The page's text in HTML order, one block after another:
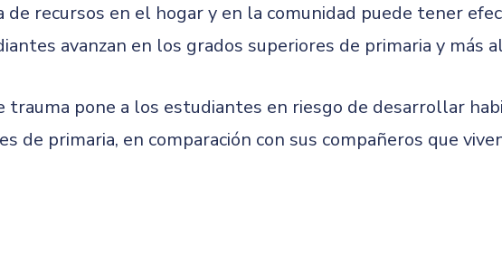
recursos en el hogar y en la comunidad puede tener
avanzan en los grados superiores de primaria y más
trauma pone a los estudiantes en riesgo de desarrollar
de primaria, en comparación con sus compañeros que